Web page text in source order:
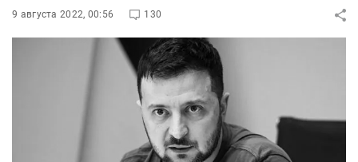
9 августа 2022, 00:56 130